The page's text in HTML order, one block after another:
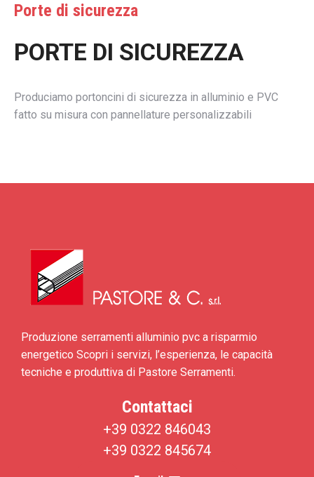
Porte di sicurezza
PORTE DI SICUREZZA
Produciamo portoncini di sicurezza in alluminio e PVC
fatto su misura con pannellature personalizzabili
Produzione serramenti alluminio pvc a risparmio
energetico Scopri i servizi, l’esperienza, le capacità
tecniche e produttiva di Pastore Serramenti.
Contattaci
+39 0322 846043
+39 0322 845674